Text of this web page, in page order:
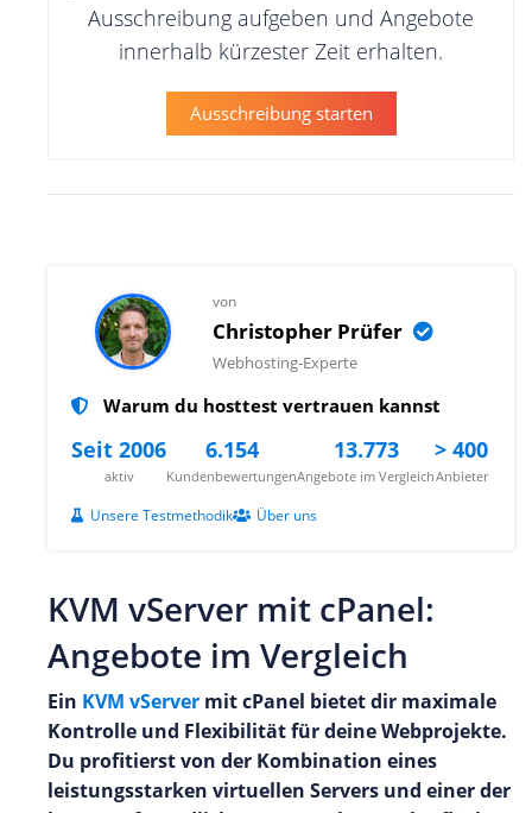
Ausschreibung aufgeben und Angebote
innerhalb kürzester Zeit erhalten.
Ausschreibung starten
von
Christopher Prüfer
Webhosting-Experte
Warum du hosttest vertrauen kannst
Seit 2006
aktiv
6.154
Kundenbewertungen
13.773
Angebote im Vergleich
> 400
Anbieter
Unsere Testmethodik Über uns
KVM vServer mit cPanel:
Angebote im Vergleich
Ein KVM vServer mit cPanel bietet dir maximale
Kontrolle und Flexibilität für deine Webprojekte.
Du profitierst von der Kombination eines
leistungsstarken virtuellen Servers und einer der